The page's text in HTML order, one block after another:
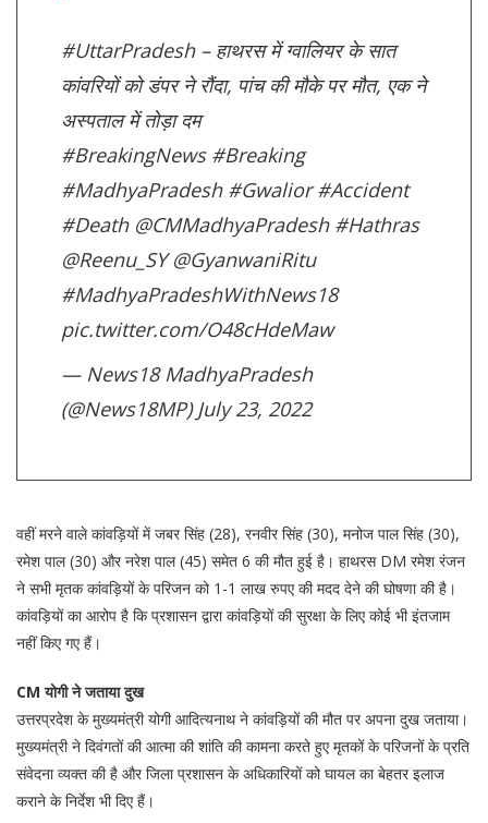
#UttarPradesh– हाथरस में ग्वालियर के सात
कांवरियों को डंपर ने रौंदा, पांच की मौके पर मौत, एक ने
अस्पताल में तोड़ा दम
#BreakingNews #Breaking
#MadhyaPradesh #Gwalior #Accident
#Death @CMMadhyaPradesh #Hathras
@Reenu_SY @GyanwaniRitu
#MadhyaPradeshWithNews18
pic.twitter.com/O48cHdeMaw
— News18 MadhyaPradesh
(@News18MP)July 23, 2022
वहीं मरने वाले कांवड़ियों में जबर सिंह (28), रनवीर सिंह (30), मनोज पाल सिंह (30),
रमेश पाल (30) और नरेश पाल (45) समेत 6 की मौत हुई है। हाथरस DM रमेश रंजन
ने सभी मृतक कांवड़ियों के परिजन को 1-1 लाख रुपए की मदद देने की घोषणा की है।
कांवड़ियों का आरोप है कि प्रशासन द्वारा कांवड़ियों की सुरक्षा के लिए कोई भी इंतजाम
नहीं किए गए हैं।
CM योगी ने जताया दुख
उत्तरप्रदेश के मुख्यमंत्री योगी आदित्यनाथ ने कांवड़ियों की मौत पर अपना दुख जताया।
मुख्यमंत्री ने दिवंगतों की आत्मा की शांति की कामना करते हुए मृतकों के परिजनों के प्रति
संवेदना व्यक्त की है और जिला प्रशासन के अधिकारियों को घायल का बेहतर इलाज
कराने के निर्देश भी दिए हैं।